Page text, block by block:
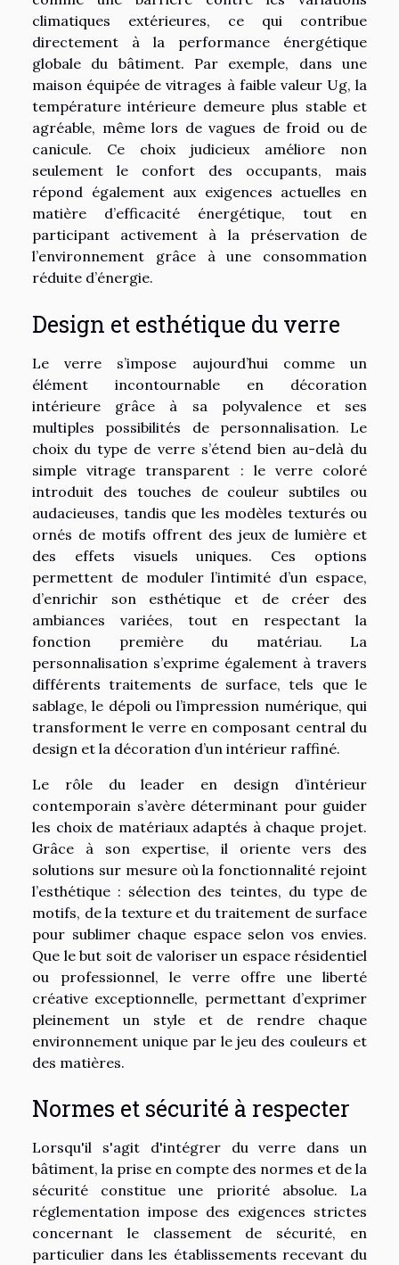
climatiques extérieures, ce qui contribue
directement à la performance énergétique
globale du bâtiment. Par exemple, dans une
maison équipée de vitrages à faible valeur Ug, la
température intérieure demeure plus stable et
agréable, même lors de vagues de froid ou de
canicule. Ce choix judicieux améliore non
seulement le confort des occupants, mais
répond également aux exigences actuelles en
matière d’efficacité énergétique, tout en
participant activement à la préservation de
l’environnement grâce à une consommation
réduite d’énergie.
Design et esthétique du verre
Le verre s’impose aujourd’hui comme un
élément incontournable en décoration
intérieure grâce à sa polyvalence et ses
multiples possibilités de personnalisation. Le
choix du type de verre s’étend bien au-delà du
simple vitrage transparent : le verre coloré
introduit des touches de couleur subtiles ou
audacieuses, tandis que les modèles texturés ou
ornés de motifs offrent des jeux de lumière et
des effets visuels uniques. Ces options
permettent de moduler l’intimité d’un espace,
d’enrichir son esthétique et de créer des
ambiances variées, tout en respectant la
fonction première du matériau. La
personnalisation s’exprime également à travers
différents traitements de surface, tels que le
sablage, le dépoli ou l’impression numérique, qui
transforment le verre en composant central du
design et la décoration d’un intérieur raffiné.
Le rôle du leader en design d’intérieur
contemporain s’avère déterminant pour guider
les choix de matériaux adaptés à chaque projet.
Grâce à son expertise, il oriente vers des
solutions sur mesure où la fonctionnalité rejoint
l’esthétique : sélection des teintes, du type de
motifs, de la texture et du traitement de surface
pour sublimer chaque espace selon vos envies.
Que le but soit de valoriser un espace résidentiel
ou professionnel, le verre offre une liberté
créative exceptionnelle, permettant d’exprimer
pleinement un style et de rendre chaque
environnement unique par le jeu des couleurs et
des matières.
Normes et sécurité à respecter
Lorsqu'il s'agit d'intégrer du verre dans un
bâtiment, la prise en compte des normes et de la
sécurité constitue une priorité absolue. La
réglementation impose des exigences strictes
concernant le classement de sécurité, en
particulier dans les établissements recevant du